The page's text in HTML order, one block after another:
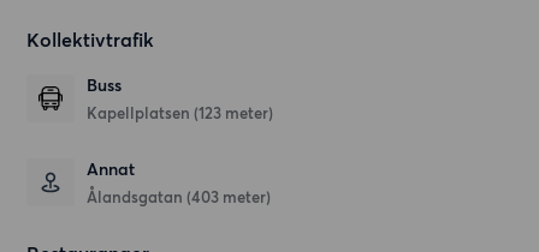
Kollektivtrafik
Buss
Kapellplatsen (123 meter)
Annat
Ålandsgatan (403 meter)